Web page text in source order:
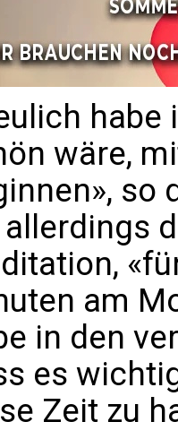
habe
wäre,
so
am
in den
es
Zeit zu